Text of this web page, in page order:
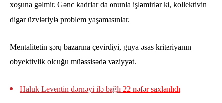
xoşuna gəlmir. Gənc kadrlar da onunla işləmirlər ki, kollektivin
digər üzvləriylə problem yaşamasınlar.
Mentalitetin şərq bazarına çevirdiyi, guya əsas kriteriyanın
obyektivlik olduğu müəssisədə vəziyyət.
Haluk Leventin dərnəyi ilə bağlı 22 nəfər saxlanlıdı